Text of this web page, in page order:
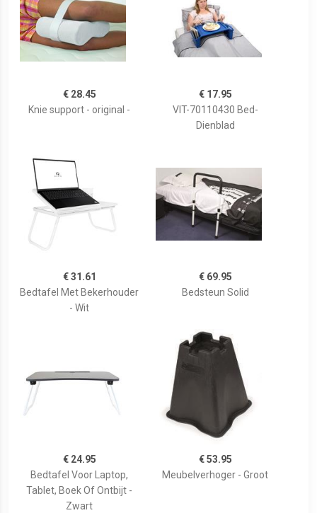
€ 28.45
Knie support - original -
€ 17.95
VIT-70110430 Bed-
Dienblad
€ 31.61
Bedtafel Met Bekerhouder
- Wit
€ 69.95
Bedsteun Solid
€ 24.95
Bedtafel Voor Laptop,
Tablet, Boek Of Ontbijt -
Zwart
€ 53.95
Meubelverhoger - Groot